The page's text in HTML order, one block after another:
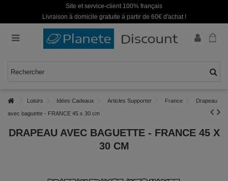
Site et service-client 100% français
Livraison à domicile gratuite à partir de 60€ d'achat !
Loisirs Idées Cadeaux Articles Supporter France Drapeau
avec baguette - FRANCE 45 x 30 cm
DRAPEAU AVEC BAGUETTE - FRANCE 45 X
30 CM